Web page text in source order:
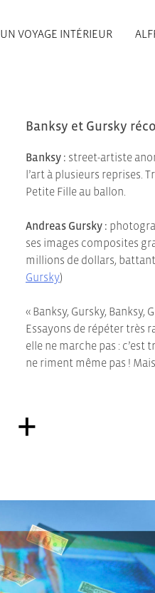
UN VOYAGE INTÉRIEUR
Banksy et Gursky
Banksy : street-artiste
l’art à plusieurs reprises.
Petite Fille au ballon.
Andreas Gursky :
ses images composites
millions de dollars,
Gursky)
« Banksy, Gursky, Banksy,
Essayons de répéter très
elle ne marche pas : c’est
ne riment même pas !